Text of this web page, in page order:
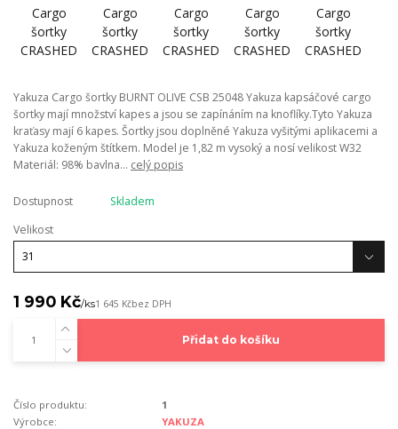
Yakuza Cargo šortky BURNT OLIVE CSB 25048 Yakuza kapsáčové cargo
šortky mají množství kapes a jsou se zapínáním na knoflíky.Tyto Yakuza
kraťasy mají 6 kapes. Šortky jsou doplněné Yakuza vyšitými aplikacemi a
Yakuza koženým štítkem. Model je 1,82 m vysoký a nosí velikost W32
Materiál: 98% bavlna... celý popis
Dostupnost
Skladem
Velikost
1 990 Kč/ks1 645 Kčbez DPH
Přidat do košíku
Číslo produktu:
1
Výrobce:
YAKUZA